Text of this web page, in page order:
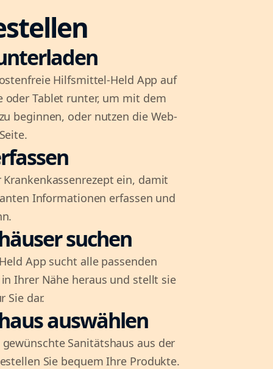
Hilfsmittel-Held App auf
oder Tablet runter, um mit dem
beginnen, oder nutzen die Web-
Krankenkassenrezept ein, damit
Informationen erfassen und
suchen
App sucht alle passenden
Ihrer Nähe heraus und stellt sie
Sie dar.
auswählen
gewünschte Sanitätshaus aus der
Sie bequem Ihre Produkte.